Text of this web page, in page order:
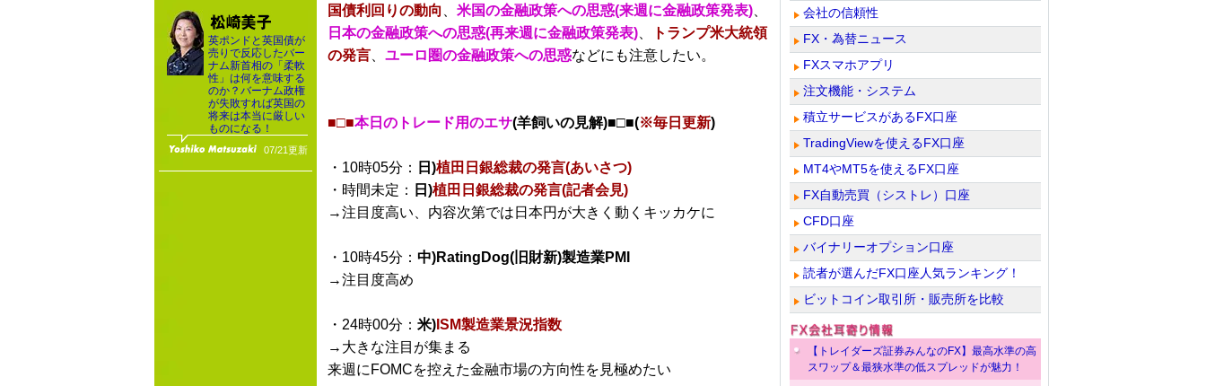
国債利回りの動向
米国の金融政策への思惑(来週に金融政策発表)
日本の金融政策への思惑(再来週に金融政策発表)
トランプ米大統領
の発言
ユーロ圏の金融政策への思惑などにも注意したい。
■□■本日のトレード用のエサ(羊飼いの見解)■□■(※毎日更新)
・10時05分： 日)植田日銀総裁の発言(あいさつ)
・時間未定：
日)植田日銀総裁の発言(記者会見)
→注目度高い、内容次第では日本円が大きく動くキッカケに
・10時45分： 中)RatingDog(旧財新)製造業PMI
→注目度高め
・24時00分： 米) ISM製造業景況指数
→大きな注目が集まる
来週にFOMCを控えた金融市場の方向性を見極めたい
会社の信頼性
FX・為替ニュース
FXスマホアプリ
注文機能・システム
積立サービスがあるFX口座
TradingViewを使えるFX口座
MT4やMT5を使えるFX口座
FX自動売買（シストレ）口座
CFD口座
バイナリーオプション口座
読者が選んだFX口座人気ランキング！
ビットコイン取引所・販売所を比較
【トレイダーズ証券みんなのFX】最高水準の高
スワップ＆最狭水準の低スプレッドが魅力！
英ポンドと英国債が
売りで反応したバー
ナム新首相の「柔軟
性」は何を意味する
のか？バーナム政権
が失敗すれば英国の
将来は本当に厳しい
ものになる！
07/21更新